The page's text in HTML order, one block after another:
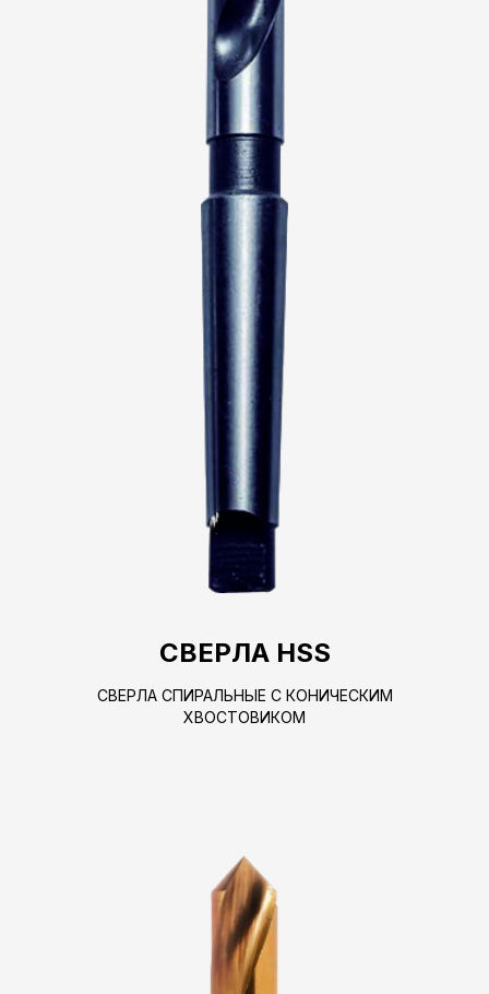
СВЕРЛА HSS
СВЕРЛА СПИРАЛЬНЫЕ С КОНИЧЕСКИМ
ХВОСТОВИКОМ